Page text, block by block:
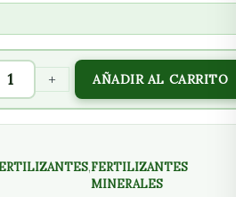
+ AÑADIR AL CARRITO
,FERTILIZANTES
MINERALES